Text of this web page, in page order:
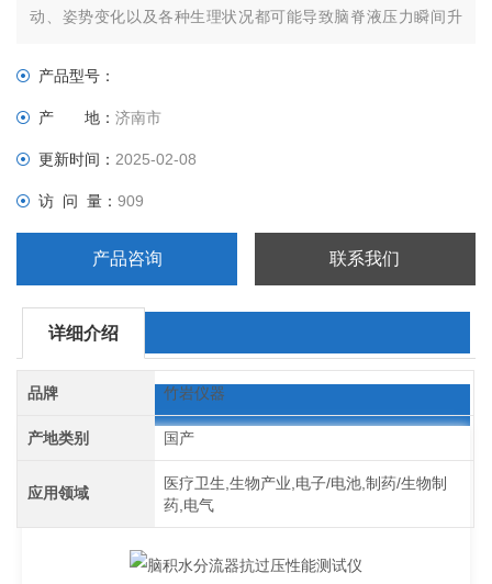
动、姿势变化以及各种生理状况都可能导致脑脊液压力瞬间升
旦发生故障，如破裂、泄漏等，将会引发严重的并发症，对患者
产品型号：
产 地：济南市
更新时间：2025-02-08
访 问 量：909
产品咨询 联系我们
详细介绍
品牌 竹岩仪器
产地类别 国产
应用领域
医疗卫生,生物产业,电子/电池,制药/生物制
药,电气